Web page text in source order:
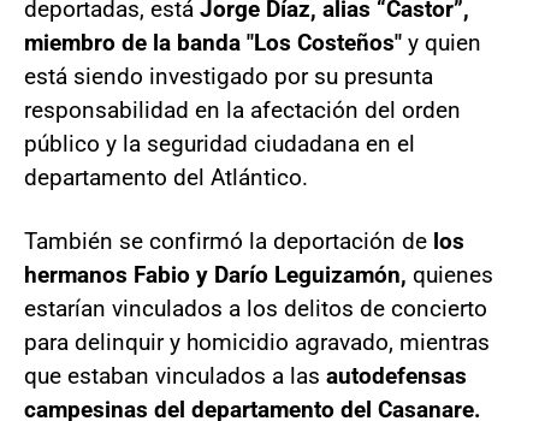
deportadas, está Jorge Díaz, alias “Castor”,
miembro de la banda "Los Costeños" y quien
está siendo investigado por su presunta
responsabilidad en la afectación del orden
público y la seguridad ciudadana en el
departamento del Atlántico.
También se confirmó la deportación de los
hermanos Fabio y Darío Leguizamón, quienes
estarían vinculados a los delitos de concierto
para delinquir y homicidio agravado, mientras
que estaban vinculados a las autodefensas
campesinas del departamento del Casanare.